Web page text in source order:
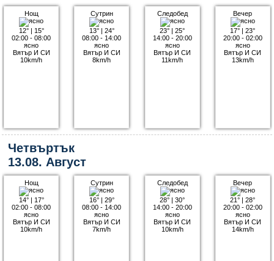
Нощ
12°| 15°
02:00 - 08:00
ясно
Вятър И СИ
10km/h
Сутрин
13°| 24°
08:00 - 14:00
ясно
Вятър И СИ
8km/h
Следобед
23° |25°
14:00 - 20:00
ясно
Вятър И СИ
11km/h
Вечер
17° |23°
20:00 - 02:00
ясно
Вятър И СИ
13km/h
Четвъртък
13.08. Август
Нощ
14°| 17°
02:00 - 08:00
ясно
Вятър И СИ
10km/h
Сутрин
16°| 29°
08:00 - 14:00
ясно
Вятър И СИ
7km/h
Следобед
28° |30°
14:00 - 20:00
ясно
Вятър И СИ
10km/h
Вечер
21° |28°
20:00 - 02:00
ясно
Вятър И СИ
14km/h